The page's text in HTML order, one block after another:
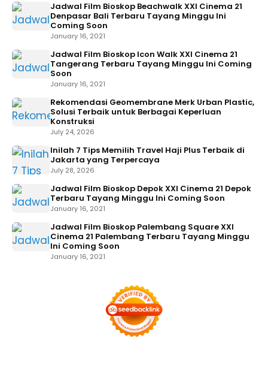
Jadwal Film Bioskop Beachwalk XXI Cinema 21
Denpasar Bali Terbaru Tayang Minggu Ini
Coming Soon
January 16, 2021
Jadwal Film Bioskop Icon Walk XXI Cinema 21
Tangerang Terbaru Tayang Minggu Ini Coming
Soon
January 16, 2021
Rekomendasi Geomembrane Merk Urban Plastic,
Solusi Terbaik untuk Berbagai Keperluan
Konstruksi
July 24, 2026
Inilah 7 Tips Memilih Travel Haji Plus Terbaik di
Jakarta yang Terpercaya
July 28, 2026
Jadwal Film Bioskop Depok XXI Cinema 21 Depok
Terbaru Tayang Minggu Ini Coming Soon
January 16, 2021
Jadwal Film Bioskop Palembang Square XXI
Cinema 21 Palembang Terbaru Tayang Minggu
Ini Coming Soon
January 16, 2021